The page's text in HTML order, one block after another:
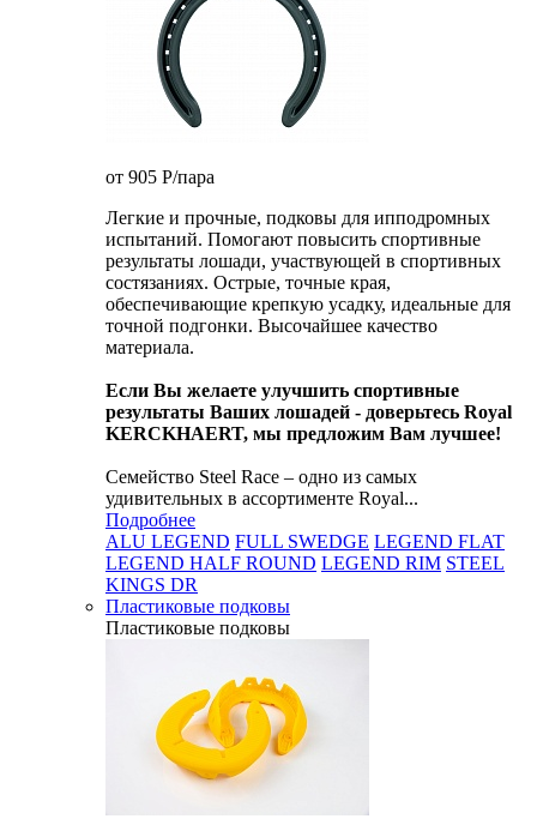
от 905 P/пара
Легкие и прочные, подковы для ипподромных
испытаний. Помогают повысить спортивные
результаты лошади, участвующей в спортивных
состязаниях. Острые, точные края,
обеспечивающие крепкую усадку, идеальные для
точной подгонки. Высочайшее качество
материала.
Если Вы желаете улучшить спортивные
результаты Ваших лошадей - доверьтесь Royal
KERCKHAERT, мы предложим Вам лучшее!
Семейство Steel Race – одно из самых
удивительных в ассортименте Royal...
Подробнее
ALU LEGEND FULL SWEDGE LEGEND FLAT
LEGEND HALF ROUND LEGEND RIM STEEL
KINGS DR
Пластиковые подковы
Пластиковые подковы